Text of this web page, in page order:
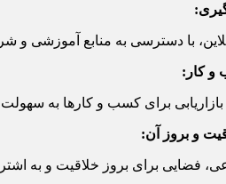
با دسترسی به منابع آموزشی و
و بازاریابی برای کسب و کارها به
فضایی برای بروز خلاقیت و به